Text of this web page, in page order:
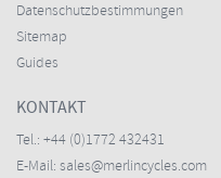
Datenschutzbestimmungen
Sitemap
Guides
KONTAKT
Tel.: +44 (0)1772 432431
E-Mail: sales@merlincycles.com